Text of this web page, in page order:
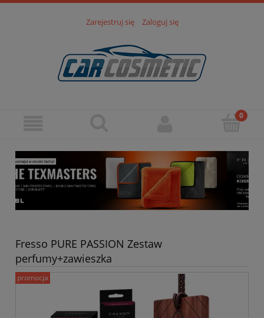
Zarejestruj się Zaloguj się
Fresso PURE PASSION Zestaw
perfumy+zawieszka
promocja